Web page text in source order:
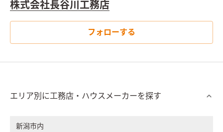
株式会社長谷川工務店
フォローする
エリア別に工務店・ハウスメーカーを探す
新潟市内